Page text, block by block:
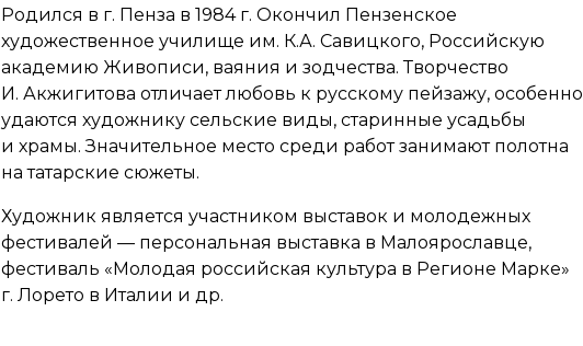
Родился в г. Пенза в 1984 г. Окончил Пензенское
художественное училище им. К.А. Савицкого, Российскую
академию Живописи, ваяния и зодчества. Творчество
И. Акжигитова отличает любовь к русскому пейзажу, особенно
удаются художнику сельские виды, старинные усадьбы
и храмы. Значительное место среди работ занимают полотна
на татарские сюжеты.
Художник является участником выставок и молодежных
фестивалей — персональная выставка в Малоярославце,
фестиваль «Молодая российская культура в Регионе Марке»
г. Лорето в Италии и др.